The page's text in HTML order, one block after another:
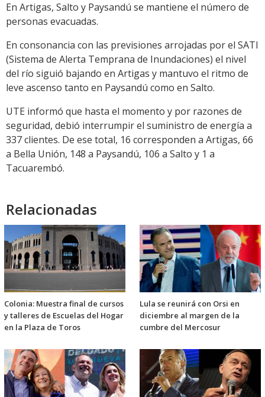
En Artigas, Salto y Paysandú se mantiene el número de
personas evacuadas.
En consonancia con las previsiones arrojadas por el SATI
(Sistema de Alerta Temprana de Inundaciones) el nivel
del río siguió bajando en Artigas y mantuvo el ritmo de
leve ascenso tanto en Paysandú como en Salto.
UTE informó que hasta el momento y por razones de
seguridad, debió interrumpir el suministro de energía a
337 clientes. De ese total, 16 corresponden a Artigas, 66
a Bella Unión, 148 a Paysandú, 106 a Salto y 1 a
Tacuarembó.
Relacionadas
Colonia: Muestra final de cursos
y talleres de Escuelas del Hogar
en la Plaza de Toros
Lula se reunirá con Orsi en
diciembre al margen de la
cumbre del Mercosur